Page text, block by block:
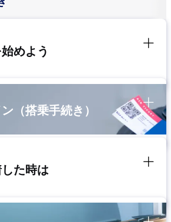
めよう
（搭乗手続き）
た時は